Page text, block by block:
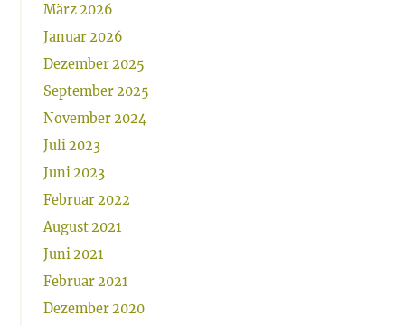
März 2026
Januar 2026
Dezember 2025
September 2025
November 2024
Juli 2023
Juni 2023
Februar 2022
August 2021
Juni 2021
Februar 2021
Dezember 2020